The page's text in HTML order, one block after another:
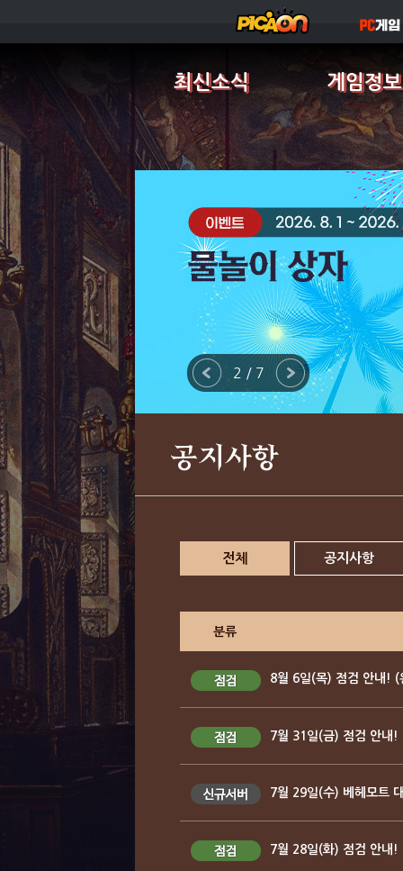
최신소식 게임정보
2 / 7
공지사항
전체 공지사항
분류
8월 6일(목) 점검 안내! (
7월 31일(금) 점검 안내!
7월 29일(수) 베헤모트
7월 28일(화) 점검 안내!